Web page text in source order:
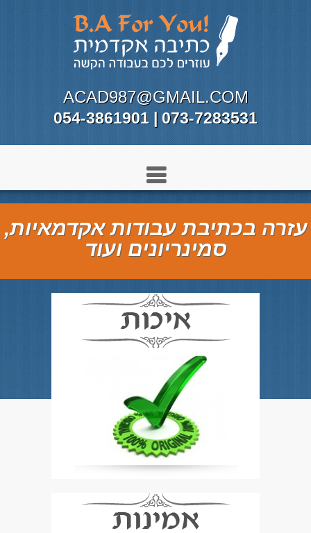
ACAD987@GMAIL.COM
073-7283531 | 054-3861901
עזרה בכתיבת עבודות אקדמאיות,
סמינריונים ועוד